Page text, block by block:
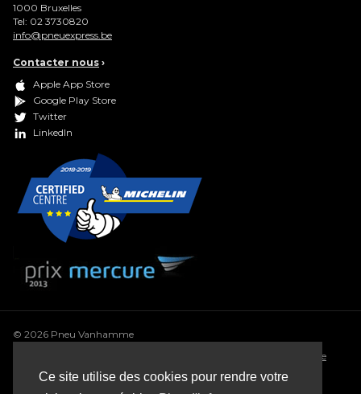
Ce site utilise des cookies pour rendre votre
1000 Bruxelles
Tel: 02 3730820
info@pneuexpress.be
Contacter nous ›
Apple App Store
Google Play Store
Twitter
LinkedIn
© 2026 Pneu Vanhamme
Politique
de cookie
• Conditions générales de vente
Sitemap
Webdesign: Robarov